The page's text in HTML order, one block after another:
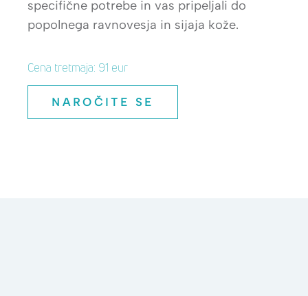
specifične potrebe in vas pripeljali do
popolnega ravnovesja in sijaja kože.
Cena tretmaja: 91 eur
NAROČITE SE